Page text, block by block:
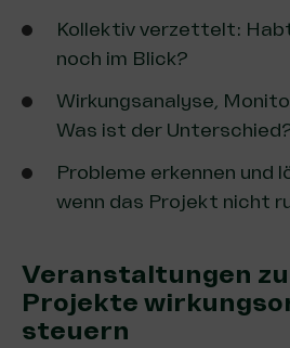
Kollektiv verzettelt:
noch im Blick?
Wirkungsanalyse,
Was ist der
Probleme erkennen und
wenn das Projekt nicht
Veranstaltungen
Projekte
steuern